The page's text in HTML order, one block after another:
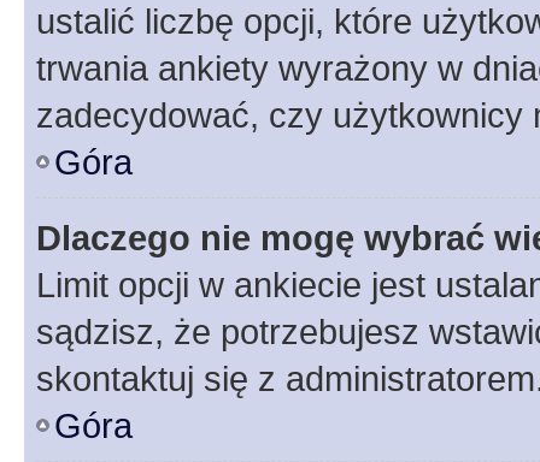
ustalić liczbę opcji, które
trwania ankiety wyrażony w
zadecydować, czy użytkownicy
Góra
Dlaczego nie mogę wybrać
Limit opcji w ankiecie jest
sądzisz, że potrzebujesz
skontaktuj się z
Góra